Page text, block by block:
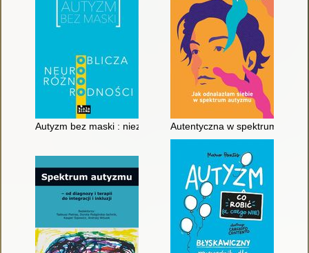
Autyzm bez maski : nieznane oblicza neuroróżnorodności
Autentyczna w spektrum